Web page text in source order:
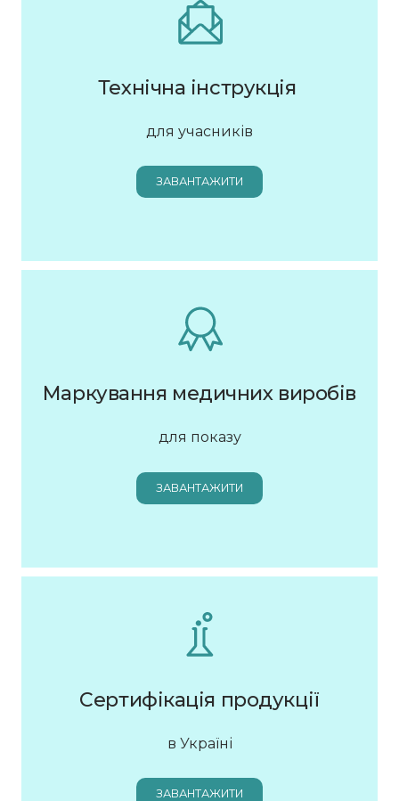
Технічна інструкція
для учасників
ЗАВАНТАЖИТИ
Маркування медичних виробів
для показу
ЗАВАНТАЖИТИ
Сертифікація продукції
в Україні
ЗАВАНТАЖИТИ